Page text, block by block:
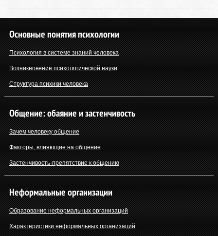
Основные понятия психологии
Психология в системе знаний человека
Возникновение психологической науки
Структура психики человека
Общение: обаяние и застенчивость
Зачем человеку общение
Факторы, влияющие на общение
Застенчивость-препятствие к общению
Неформальные организации
Образование неформальных организаций
Характеристики неформальных организаций